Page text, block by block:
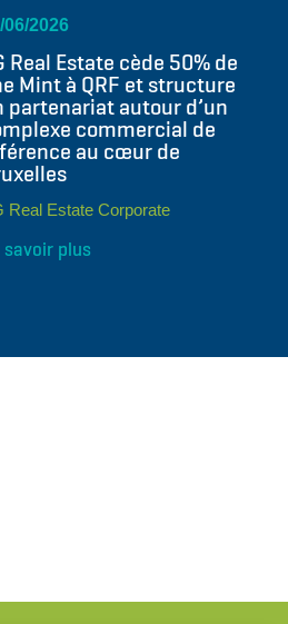
06/2026
Real Estate cède 50% de
Mint à QRF et structure
partenariat autour d’un
commercial de
au cœur de
Real Estate Corporate
savoir plus